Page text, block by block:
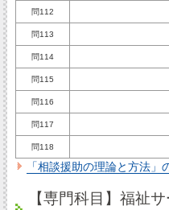
問112
問113
問114
問115
問116
問117
問118
「相談援助の理論と方法
【専門科目】福祉